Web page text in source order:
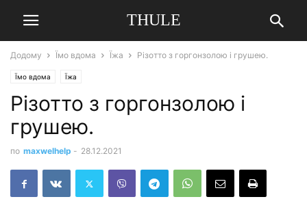
THULE
Додому Їмо вдома Їжа Різотто з горгонзолою і грушею.
Їмо вдома Їжа
Різотто з горгонзолою і
грушею.
по maxwelhelp - 28.12.2021